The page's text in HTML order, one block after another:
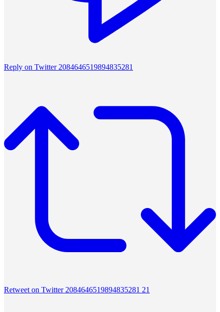
Reply on Twitter 2084646519894835281
Retweet on Twitter 2084646519894835281 21